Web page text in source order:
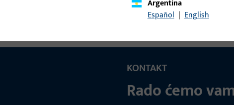
KONTAKT
Rado ćemo
Argentina
Español | English